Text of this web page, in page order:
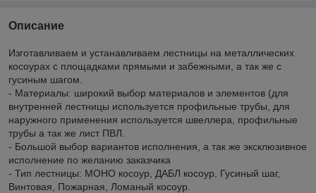
Описание
Изготавливаем и устанавливаем лестницы на металлических
косоурах с площадками прямыми и забежными, а так же с
гусиным шагом.
- Материалы: широкий выбор материалов и элементов (для
внутренней лестницы используется профильные трубы, для
наружного применения используется швеллера, профильные
трубы а так же лист ПВЛ.
- Большой выбор вариантов исполнения, а так же эксклюзивное
исполнение по желанию заказчика
- Тип лестницы: МОНО косоур, ДАБЛ косоур, Гусиный шаг,
Винтовая, Пожарная, Ломаный косоур.